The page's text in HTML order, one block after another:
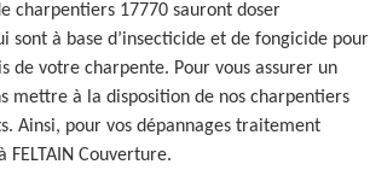
charpentiers 17770 sauront doser
sont à base d’insecticide et de fongicide pour
de votre charpente. Pour vous assurer un
mettre à la disposition de nos charpentiers
Ainsi, pour vos dépannages traitement
Couverture.